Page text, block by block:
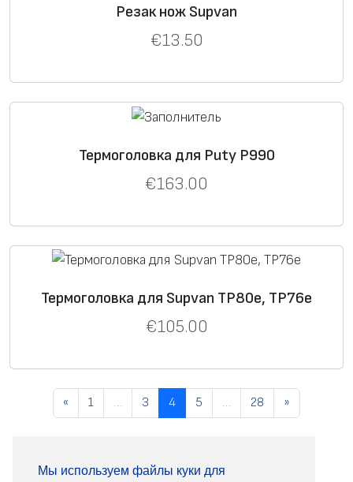
Резак нож Supvan
€13.50
Термоголовка для Puty P990
€163.00
Термоголовка для Supvan TP80e, TP76e
€105.00
« 1 … 3 4 5 … 28 »
Мы используем файлы куки для